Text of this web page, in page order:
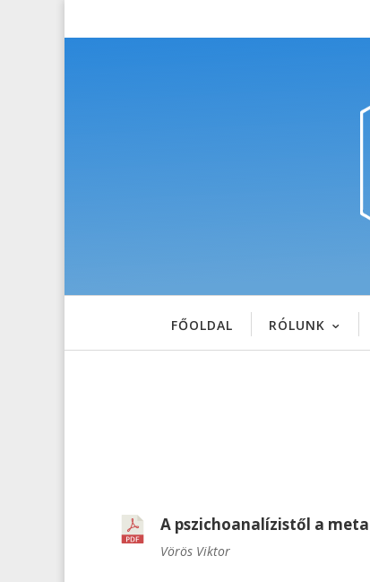
FŐOLDAL RÓLUNK
A pszichoanalízistől a
Vörös Viktor